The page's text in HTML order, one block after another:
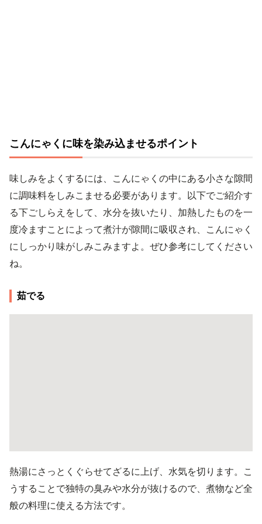
こんにゃくに味を染み込ませるポイント
味しみをよくするには、こんにゃくの中にある小さな隙間
に調味料をしみこませる必要があります。以下でご紹介す
る下ごしらえをして、水分を抜いたり、加熱したものを一
度冷ますことによって煮汁が隙間に吸収され、こんにゃく
にしっかり味がしみこみますよ。ぜひ参考にしてください
ね。
茹でる
熱湯にさっとくぐらせてざるに上げ、水気を切ります。こ
うすることで独特の臭みや水分が抜けるので、煮物など全
般の料理に使える方法です。